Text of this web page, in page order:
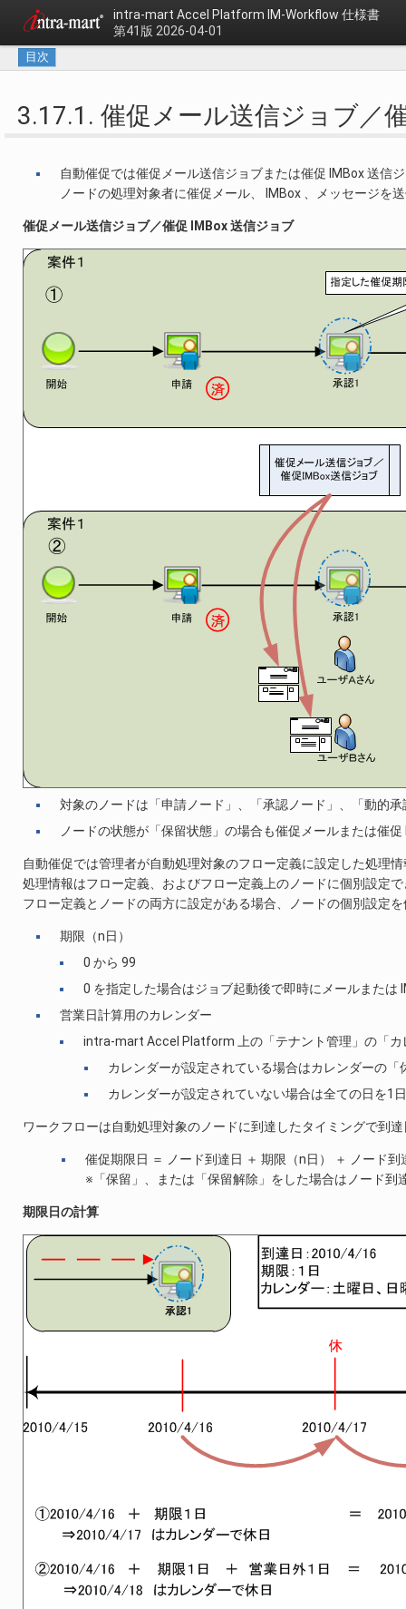
intra-mart Accel Platform IM-Workflow 仕様書
第41版 2026-04-01
目次
3.17.1. 催促メール送信ジョブ／
自動催促では催促メール送信ジョブまたは催促 IMBox 送信
ノードの処理対象者に催促メール、 IMBox 、メッセージを
催促メール送信ジョブ／催促 IMBox 送信ジョブ
対象のノードは「申請ノード」、「承認ノード」、「動的
ノードの状態が「保留状態」の場合も催促メールまたは催
自動催促では管理者が自動処理対象のフロー定義に設定した処理
処理情報はフロー定義、およびフロー定義上のノードに個別設定
フロー定義とノードの両方に設定がある場合、ノードの個別設定
期限（n日）
0 から 99
0 を指定した場合はジョブ起動後で即時にメールまたは
営業日計算用のカレンダー
intra-mart Accel Platform 上の「テナント管理」の「
カレンダーが設定されている場合はカレンダーの
カレンダーが設定されていない場合は全ての日を1
ワークフローは自動処理対象のノードに到達したタイミングで到
催促期限日 ＝ ノード到達日 ＋ 期限（n日） ＋ ノード
※「保留」、または「保留解除」をした場合はノード
期限日の計算